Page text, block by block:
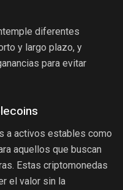
diferentes
y largo plazo, y
para evitar
a activos estables como
aquellos que buscan
Estas criptomonedas
el valor sin la